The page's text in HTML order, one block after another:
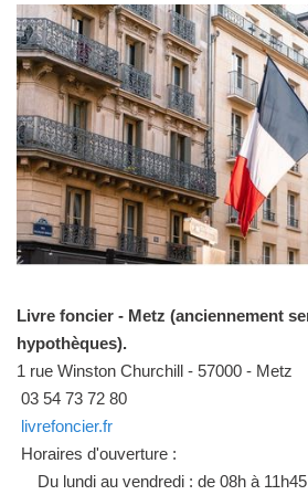
Livre foncier - Metz (anciennement
hypothèques).
1 rue Winston Churchill - 57000 - Metz
03 54 73 72 80
livrefoncier.fr
Horaires d'ouverture :
Du lundi au vendredi : de 08h à 11h45